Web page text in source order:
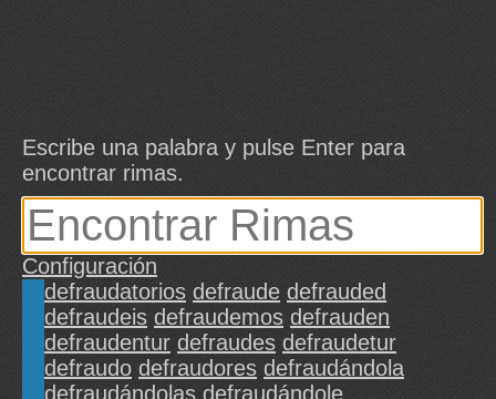
Escribe una palabra y pulse Enter para
encontrar rimas.
Configuración
defraudatorios defraude defrauded
defraudeis defraudemos defrauden
defraudentur defraudes defraudetur
defraudo defraudores defraudándola
defraudándolas defraudándole